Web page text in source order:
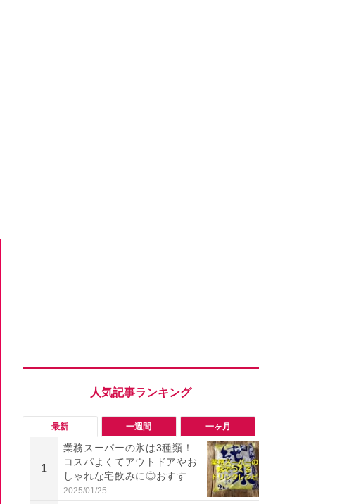
最新 一週間 一ヶ月
1
業務スーパーの氷は3種類！
コスパよくてアウトドアやお
しゃれな宅飲みに◎おすすめ
は2kg「純氷 オーロラアイ
2025/01/25